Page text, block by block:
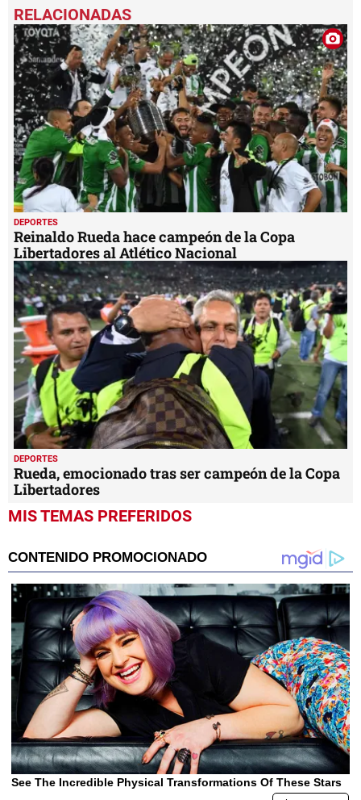
DEPORTES
Reinaldo Rueda hace campeón de la Copa
Libertadores al Atlético Nacional
DEPORTES
Rueda, emocionado tras ser campeón de la Copa
Libertadores
MIS TEMAS PREFERIDOS